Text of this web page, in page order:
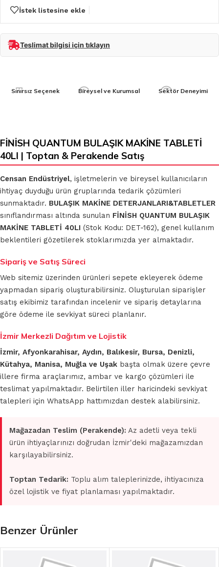
İstek listesine ekle
Teslimat bilgisi için tıklayın
Sınırsız Seçenek Bireysel ve Kurumsal Sektör Deneyimi
FİNİSH QUANTUM BULAŞIK MAKİNE TABLETİ
40LI | Toptan & Perakende Satış
Censan Endüstriyel, işletmelerin ve bireysel kullanıcıların
ihtiyaç duyduğu ürün gruplarında tedarik çözümleri
sunmaktadır. BULAŞIK MAKİNE DETERJANLARI&TABLETLER
sınıflandırması altında sunulan FİNİSH QUANTUM BULAŞIK
MAKİNE TABLETİ 40LI (Stok Kodu: DET-162), genel kullanım
beklentileri gözetilerek stoklarımızda yer almaktadır.
Sipariş ve Satış Süreci
Web sitemiz üzerinden ürünleri sepete ekleyerek ödeme
yapmadan sipariş oluşturabilirsiniz. Oluşturulan siparişler
satış ekibimiz tarafından incelenir ve sipariş detaylarına
göre ödeme ile sevkiyat süreci planlanır.
İzmir Merkezli Dağıtım ve Lojistik
İzmir, Afyonkarahisar, Aydın, Balıkesir, Bursa, Denizli,
Kütahya, Manisa, Muğla ve Uşak başta olmak üzere çevre
illere firma araçlarımız, ambar ve kargo çözümleri ile
teslimat yapılmaktadır. Belirtilen iller haricindeki sevkiyat
talepleri için WhatsApp hattımızdan destek alabilirsiniz.
Mağazadan Teslim (Perakende): Az adetli veya tekli
ürün ihtiyaçlarınızı doğrudan İzmir'deki mağazamızdan
karşılayabilirsiniz.
Toptan Tedarik: Toplu alım taleplerinizde, ihtiyacınıza
özel lojistik ve fiyat planlaması yapılmaktadır.
Benzer Ürünler